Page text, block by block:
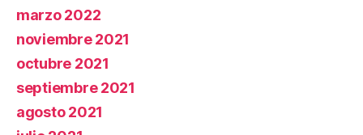
marzo 2022
noviembre 2021
octubre 2021
septiembre 2021
agosto 2021